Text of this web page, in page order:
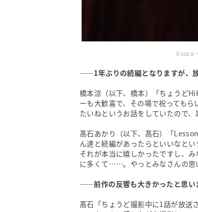
©︎sora
——1年ぶりの続編となりますが、
橋本涼（以下、橋本）「ちょうど
ーも大歓喜で、その場で祝っても
たいねというお話をしていたので
髙石あかり（以下、髙石）「
ん達と続編があったらといいなと
それが本当に嬉しかったですし、
に多くて……。やっとみなさんの思
——前作の反響も大きかったと思い
髙石「ちょうど撮影中に1話が放送